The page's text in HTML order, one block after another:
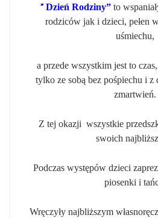
” Dzień Rodziny” to
rodziców jak i dzieci, pełen
uśmiechu,
a przede wszystkim jest to
tylko ze sobą bez pośpiechu i z
zmartwień.
Z tej okazji wszystkie
swoich
Podczas występów dzieci
piosenki i
Wręczyły najbliższym